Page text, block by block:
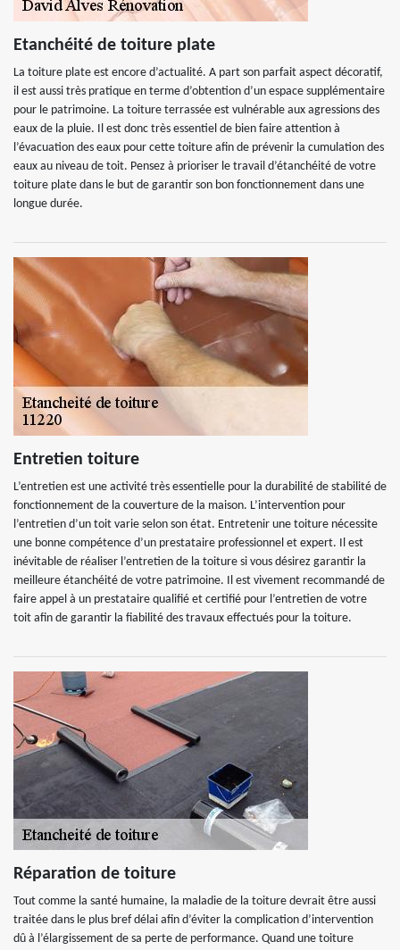
Etanchéité de toiture plate
La toiture plate est encore d’actualité. A part son parfait aspect décoratif,
il est aussi très pratique en terme d’obtention d’un espace supplémentaire
pour le patrimoine. La toiture terrassée est vulnérable aux agressions des
eaux de la pluie. Il est donc très essentiel de bien faire attention à
l’évacuation des eaux pour cette toiture afin de prévenir la cumulation des
eaux au niveau de toit. Pensez à prioriser le travail d’étanchéité de votre
toiture plate dans le but de garantir son bon fonctionnement dans une
longue durée.
Entretien toiture
L’entretien est une activité très essentielle pour la durabilité de stabilité de
fonctionnement de la couverture de la maison. L’intervention pour
l’entretien d’un toit varie selon son état. Entretenir une toiture nécessite
une bonne compétence d’un prestataire professionnel et expert. Il est
inévitable de réaliser l’entretien de la toiture si vous désirez garantir la
meilleure étanchéité de votre patrimoine. Il est vivement recommandé de
faire appel à un prestataire qualifié et certifié pour l’entretien de votre
toit afin de garantir la fiabilité des travaux effectués pour la toiture.
Réparation de toiture
Tout comme la santé humaine, la maladie de la toiture devrait être aussi
traitée dans le plus bref délai afin d’éviter la complication d’intervention
dû à l’élargissement de sa perte de performance. Quand une toiture